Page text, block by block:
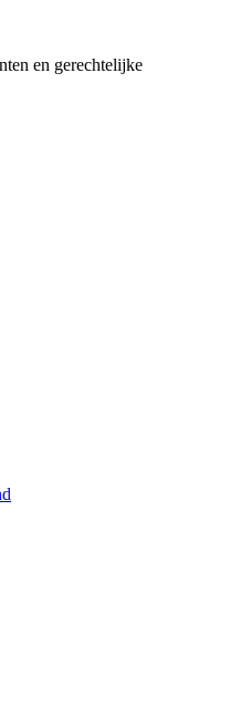
en gerechtelijke